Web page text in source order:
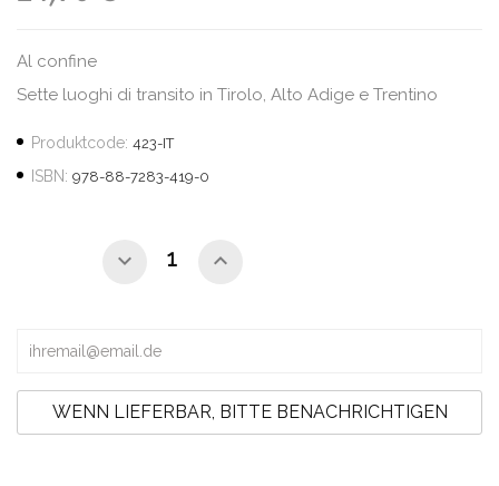
Al confine
Sette luoghi di transito in Tirolo, Alto Adige e Trentino
Produktcode: 423-IT
ISBN: 978-88-7283-419-0
WENN LIEFERBAR, BITTE BENACHRICHTIGEN